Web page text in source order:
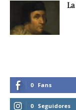
0 Fans
0 Seguidores